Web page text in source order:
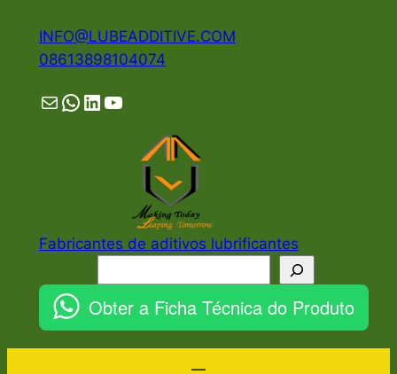
INFO@LUBEADDITIVE.COM
08613898104074
MailWhatsApp
LinkedIn
YouTube
Fabricantes de aditivos lubrificantes
Obter a Ficha Técnica do Produto